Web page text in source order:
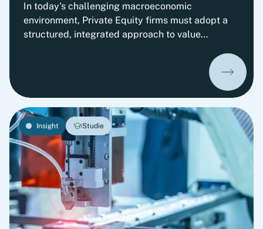
In today's challenging macroeconomic
environment, Private Equity firms must adopt a
structured, integrated approach to value
carefully orchestrating operational, strategic,
and financing levers tailored to each portfolio
company. A survey with 50+ Private Equity firms
confirms: Operational value creation is becoming
the top priority, especially driving profitability
through operational, organizational, and
commercial excellence.
Insight Studie